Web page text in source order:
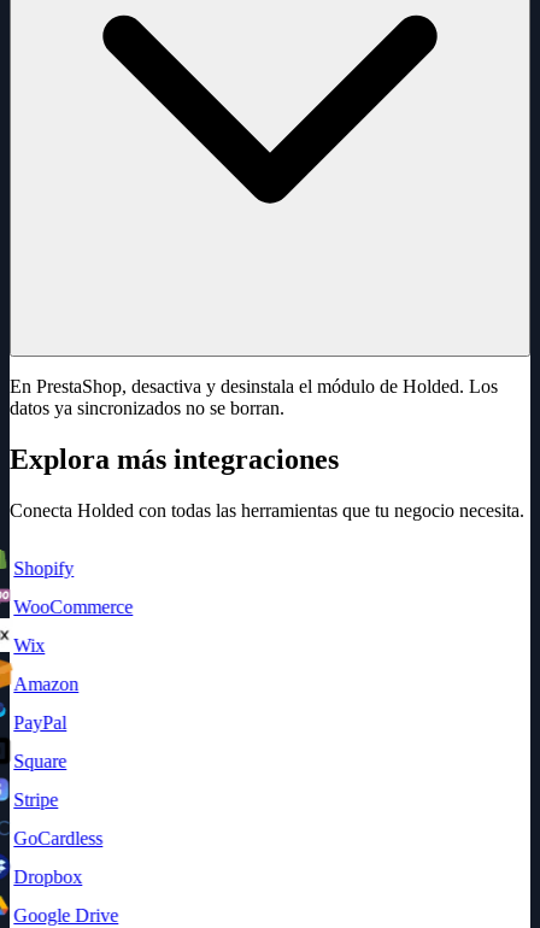
En PrestaShop, desactiva y desinstala el módulo de Holded. Los
datos ya sincronizados no se borran.
Explora más integraciones
Conecta Holded con todas las herramientas que tu negocio necesita.
Shopify
WooCommerce
Wix
Amazon
PayPal
Square
Stripe
GoCardless
Dropbox
Google Drive